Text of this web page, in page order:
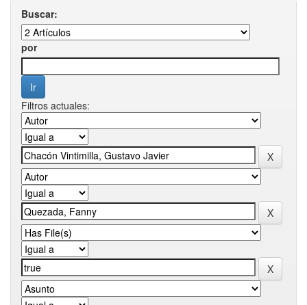
Buscar:
por
Filtros actuales: